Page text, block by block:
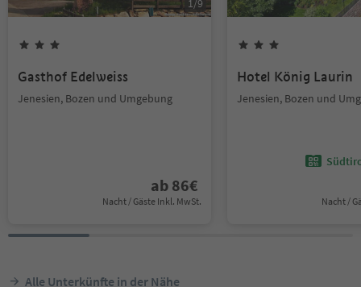
1/9
Gasthof Edelweiss
Jenesien, Bozen und Umgebung
ab 86€
Nacht / Gäste Inkl. MwSt.
Hotel König Laurin
Jenesien, Bozen und
Nacht /
Alle Unterkünfte in der Nähe